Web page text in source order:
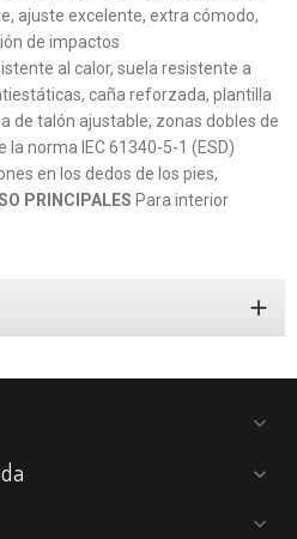
ajuste excelente, extra cómodo,
de impactos
al calor, suela resistente a
caña reforzada, plantilla
de talón ajustable, zonas dobles de
norma IEC 61340-5-1 (ESD)
en los dedos de los pies,
PRINCIPALES Para interior



